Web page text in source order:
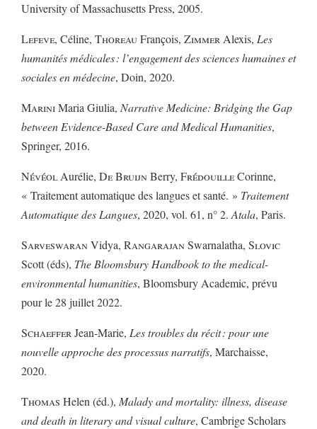
University of Massachusetts Press, 2005.
Lefeve, Céline, ThoreauFrançois, Zimmer Alexis, Les
humanités médicales : l’engagement des sciences humaines et
sociales en médecine, Doin, 2020.
MariniMaria Giulia, Narrative Medicine: Bridging the Gap
between Evidence-Based Care and Medical Humanities,
Springer, 2016.
NévéolAurélie, De BruijnBerry, FrédouilleCorinne,
« Traitement automatique des langues et santé. » Traitement
Automatique des Langues, 2020, vol. 61, n° 2. Atala, Paris.
SarveswaranVidya, RangarajanSwarnalatha, Slovic
Scott (éds), The Bloomsbury Handbook to the medical-
environmental humanities, Bloomsbury Academic, prévu
pour le 28 juillet 2022.
Schaeffer Jean-Marie, Les troubles du récit : pour une
nouvelle approche des processus narratifs, Marchaisse,
2020.
Thomas Helen (éd.), Malady and mortality: illness, disease
and death in literary and visual culture, Cambrige Scholars